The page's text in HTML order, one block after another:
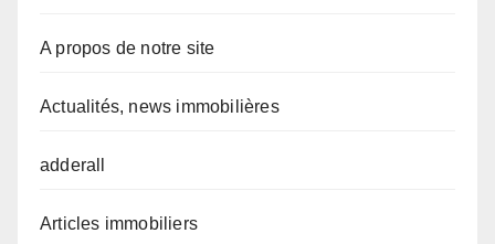
A propos de notre site
Actualités, news immobilières
adderall
Articles immobiliers